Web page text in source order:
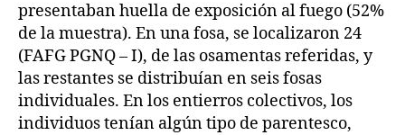
presentaban huella de exposición al fuego (52%
de la muestra). En una fosa, se localizaron 24
(FAFG PGNQ – I), de las osamentas referidas, y
las restantes se distribuían en seis fosas
individuales. En los entierros colectivos, los
individuos tenían algún tipo de parentesco,